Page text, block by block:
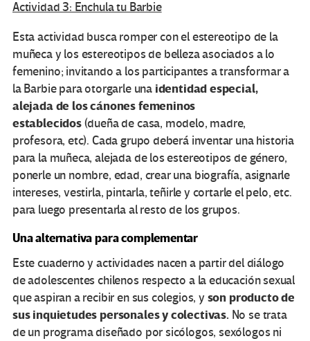
Actividad 3: Enchula tu Barbie
Esta actividad busca romper con el estereotipo de la
muñeca y los estereotipos de belleza asociados a lo
femenino; invitando a los participantes a transformar a
la Barbie para otorgarle una identidad especial,
alejada de los cánones femeninos
establecidos(dueña de casa, modelo, madre,
profesora, etc). Cada grupo deberá inventar una historia
para la muñeca, alejada de los estereotipos de género,
ponerle un nombre, edad, crear una biografía, asignarle
intereses, vestirla, pintarla, teñirle y cortarle el pelo, etc.
para luego presentarla al resto de los grupos.
Una alternativa para complementar
Este cuaderno y actividades nacen a partir del diálogo
de adolescentes chilenos respecto a la educación sexual
que aspiran a recibir en sus colegios, y son producto de
sus inquietudes personales y colectivas. No se trata
de un programa diseñado por sicólogos, sexólogos ni